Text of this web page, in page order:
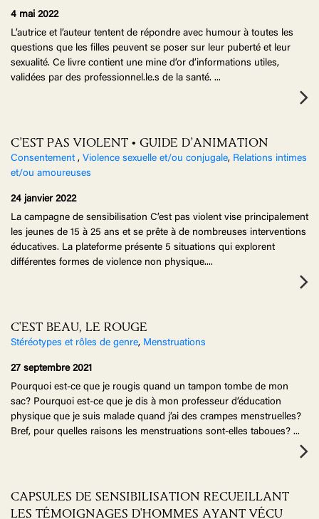
4 mai 2022
L’autrice et l’auteur tentent de répondre avec humour à toutes les
questions que les filles peuvent se poser sur leur puberté et leur
sexualité. Ce livre contient une mine d’or d’informations utiles,
validées par des professionnel.le.s de la santé. ...
C’EST PAS VIOLENT • GUIDE D’ANIMATION
Consentement , Violence sexuelle et/ou conjugale, Relations intimes
et/ou amoureuses
24 janvier 2022
La campagne de sensibilisation C’est pas violent vise principalement
les jeunes de 15 à 25 ans et se prête à de nombreuses interventions
éducatives. La plateforme présente 5 situations qui explorent
différentes formes de violence non physique....
C'EST BEAU, LE ROUGE
Stéréotypes et rôles de genre, Menstruations
27 septembre 2021
Pourquoi est-ce que je rougis quand un tampon tombe de mon
sac? Pourquoi est-ce que je dis à mon professeur d’éducation
physique que je suis malade quand j’ai des crampes menstruelles?
Bref, pour quelles raisons les menstruations sont-elles taboues? ...
CAPSULES DE SENSIBILISATION RECUEILLANT
LES TÉMOIGNAGES D'HOMMES AYANT VÉCU